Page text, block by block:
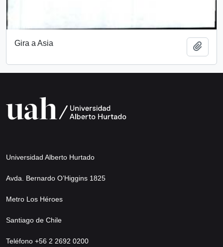
Gira a Asia
Universidad Alberto Hurtado
Avda. Bernardo O’Higgins 1825
Metro Los Héroes
Santiago de Chile
Teléfono +56 2 2692 0200